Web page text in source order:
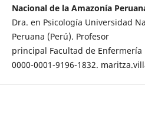
Nacional de la Amazonía
Dra. en Psicología Universidad
Peruana (Perú). Profesor
principal Facultad de Enfermería
0000-0001-9196-1832.